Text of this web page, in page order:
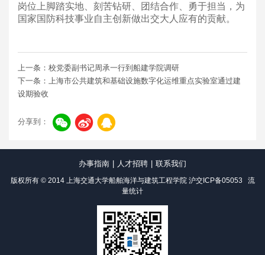
岗位上脚踏实地、刻苦钻研、团结合作、勇于担当，为
国家国防科技事业自主创新做出交大人应有的贡献。
上一条：校党委副书记周承一行到船建学院调研
下一条：上海市公共建筑和基础设施数字化运维重点实验室通过建
设期验收
分享到：
办事指南 人才招聘 联系我们
版权所有 © 2014 上海交通大学船舶海洋与建筑工程学院 沪交ICP备05053
流
量统计